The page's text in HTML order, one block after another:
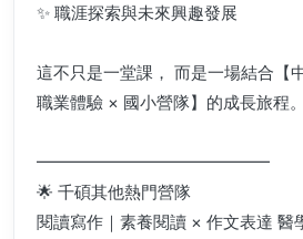
✨ 職涯探索與未來興趣發展
這不只是一堂課， 而是一場結合【
職業體驗 × 國小營隊】的成長旅程。
━━━━━━━━━━━━━━
🌟 千碩其他熱門營隊
閱讀寫作｜素養閱讀 × 作文表達 醫